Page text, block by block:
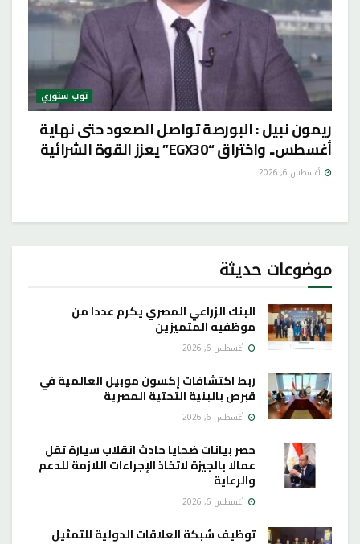
توب ستوري
ريمون نبيل : البورصة تواصل الصعود حتى نهاية
أغسطس.. واختراق “EGX30” يعزز القوة الشرائية
أغسطس 6, 2026
موضوعات حديثة
البنك الزراعي المصري يكرم عددا من
موظفيه المتميزين
أغسطس 6, 2026
ربط اكتشافات إكسون موبيل العالمية في
قبرص بالبنية التحتية المصرية
أغسطس 6, 2026
حصر بيانات ضحايا حادث انقلاب سيارة تقل
عمالا بالجيزة لاتخاذ الإجراءات اللازمة للدعم
والرعاية
أغسطس 6, 2026
توظيف شبكة العلاقات الدولية للتمثيل